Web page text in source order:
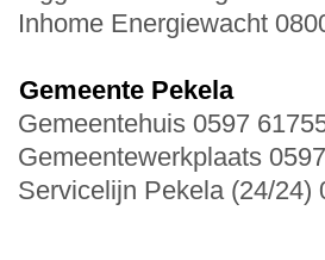
Inhome Energiewacht
Gemeente Pekela
Gemeentehuis 0597
Gemeentewerkplaats
Servicelijn Pekela (24/24)